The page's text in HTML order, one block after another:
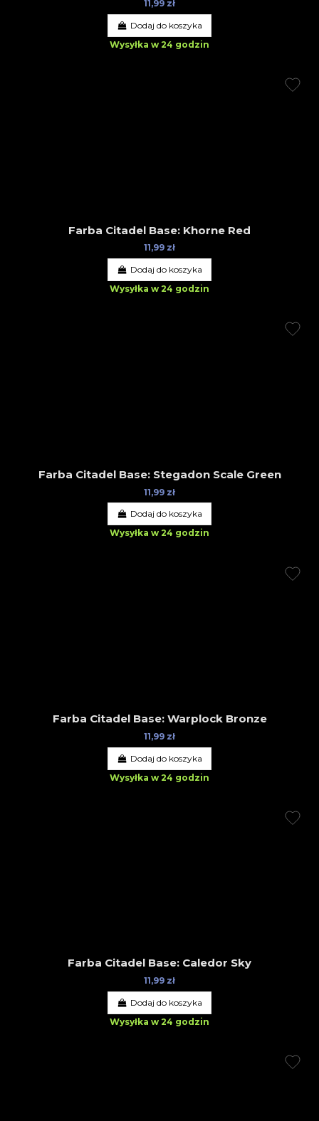
11,99 zł
Dodaj do koszyka
Wysyłka w 24 godzin
Farba Citadel Base: Khorne Red
11,99 zł
Dodaj do koszyka
Wysyłka w 24 godzin
Farba Citadel Base: Stegadon Scale Green
11,99 zł
Dodaj do koszyka
Wysyłka w 24 godzin
Farba Citadel Base: Warplock Bronze
11,99 zł
Dodaj do koszyka
Wysyłka w 24 godzin
Farba Citadel Base: Caledor Sky
11,99 zł
Dodaj do koszyka
Wysyłka w 24 godzin